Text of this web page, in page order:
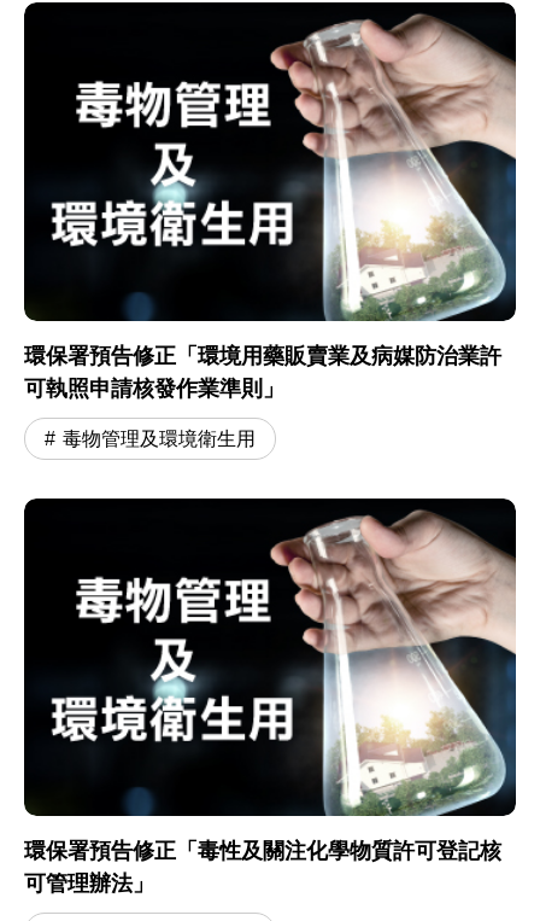
環保署預告修正「環境用藥販賣業及病媒防治業許
可執照申請核發作業準則」
毒物管理及環境衛生用
環保署預告修正「毒性及關注化學物質許可登記核
可管理辦法」